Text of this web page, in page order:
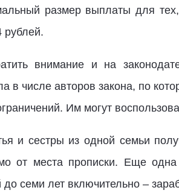
размер выплаты для
рублей.
внимание и на
в числе авторов закона, по
Им могут
и сестры из одной семьи
от места прописки. Еще
семи лет включительно –